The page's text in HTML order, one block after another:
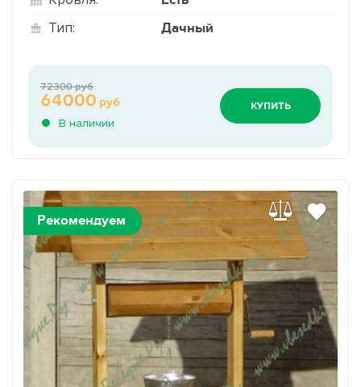
Тип: Дачный
В наличии
64000 руб
72300 руб
КУПИТЬ
Рекомендуем